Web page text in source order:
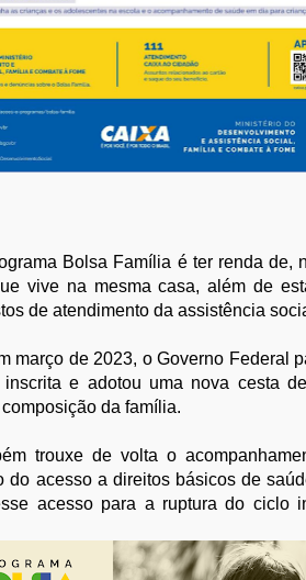
Bolsa Família é ter renda de,
vive na mesma casa, além de
de atendimento da assistência
março de 2023, o Governo Federal
e adotou uma nova cesta
da família.
trouxe de volta o
do acesso a direitos básicos de
acesso para a ruptura do ciclo